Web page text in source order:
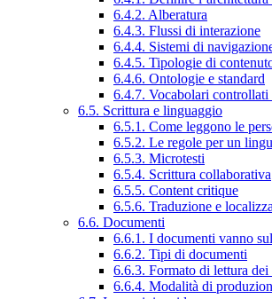
6.4.2. Alberatura
6.4.3. Flussi di interazione
6.4.4. Sistemi di
6.4.5. Tipologie di
6.4.6. Ontologie e standard
6.4.7. Vocabolari controllati
6.5. Scrittura e linguaggio
6.5.1. Come leggono le
6.5.2. Le regole per un
6.5.3. Microtesti
6.5.4. Scrittura collaborativa
6.5.5. Content critique
6.5.6. Traduzione e
6.6. Documenti
6.6.1. I documenti vanno
6.6.2. Tipi di documenti
6.6.3. Formato di lettura
6.6.4. Modalità di